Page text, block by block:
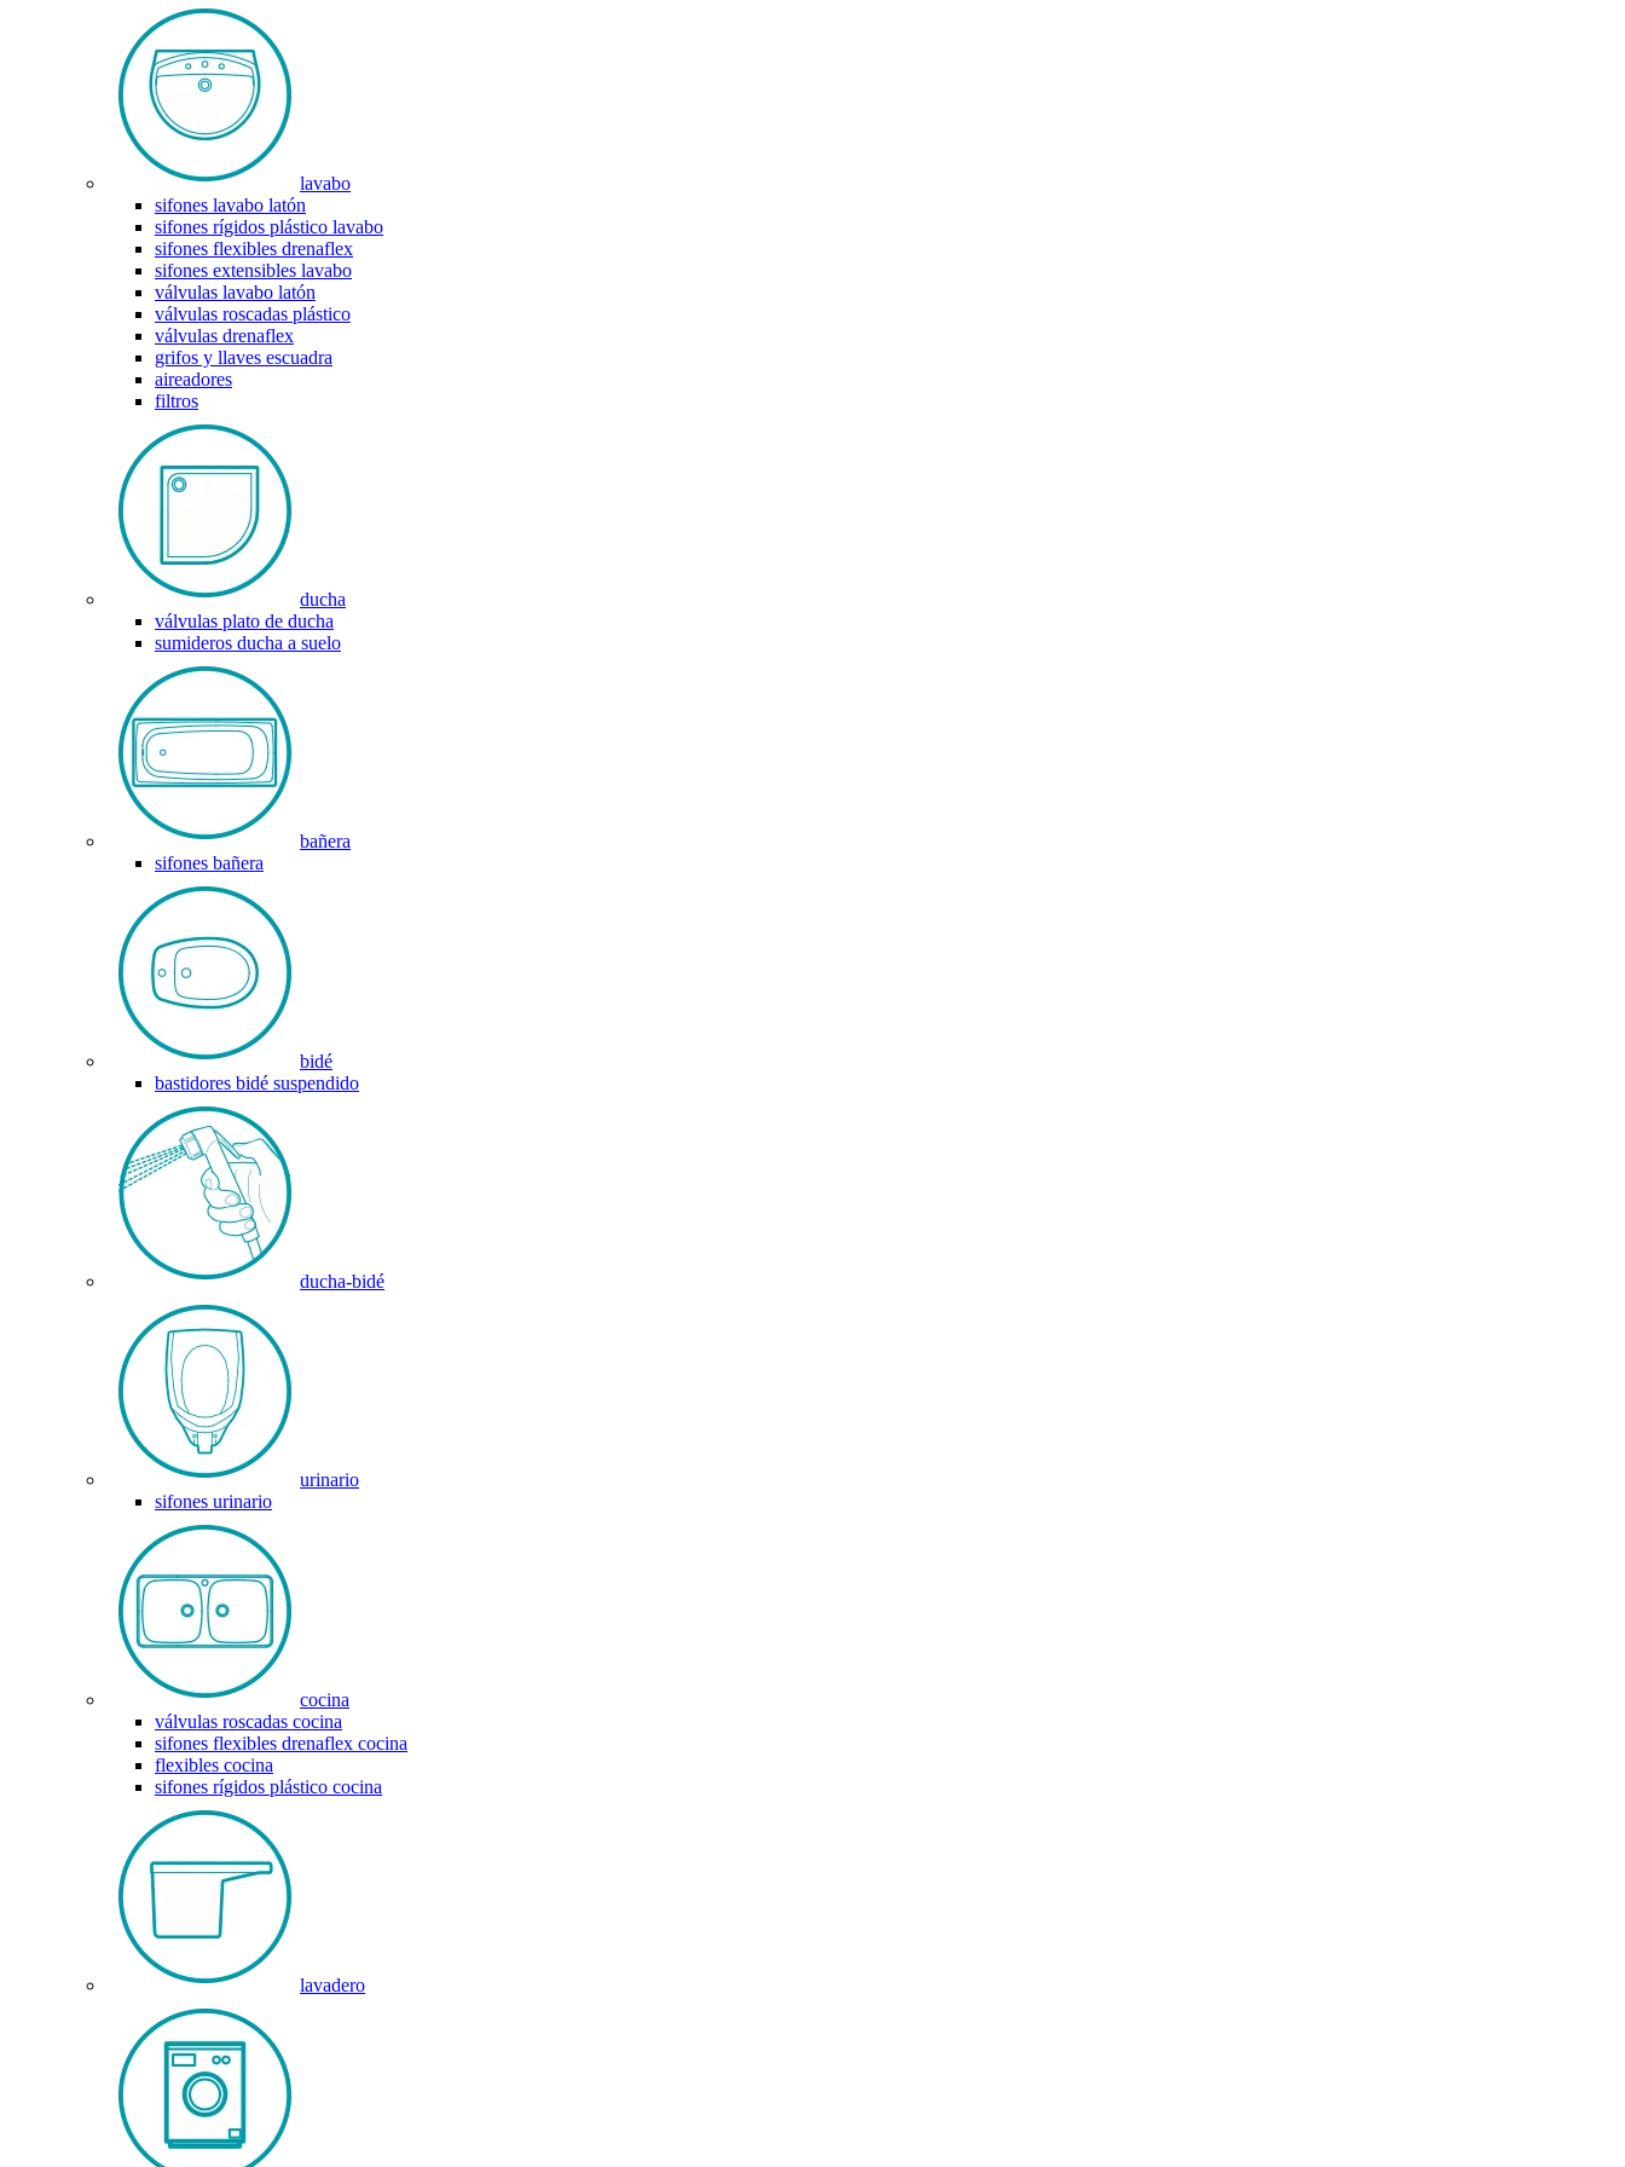
lavabo
sifones lavabo latón
sifones rígidos plástico lavabo
sifones flexibles drenaflex
sifones extensibles lavabo
válvulas lavabo latón
válvulas roscadas plástico
válvulas drenaflex
grifos y llaves escuadra
aireadores
filtros
ducha
válvulas plato de ducha
sumideros ducha a suelo
bañera
sifones bañera
bidé
bastidores bidé suspendido
ducha-bidé
urinario
sifones urinario
cocina
válvulas roscadas cocina
sifones flexibles drenaflex cocina
flexibles cocina
sifones rígidos plástico cocina
lavadero